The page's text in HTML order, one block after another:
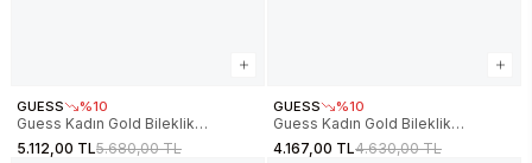
GUESS %10
Guess Kadın Gold Bileklik
JGUJUBB05433JWYGS
5.112,00 TL5.680,00 TL
GUESS %10
Guess Kadın Gold Bileklik
JGUJUBB05445JWYGS
4.167,00 TL4.630,00 TL